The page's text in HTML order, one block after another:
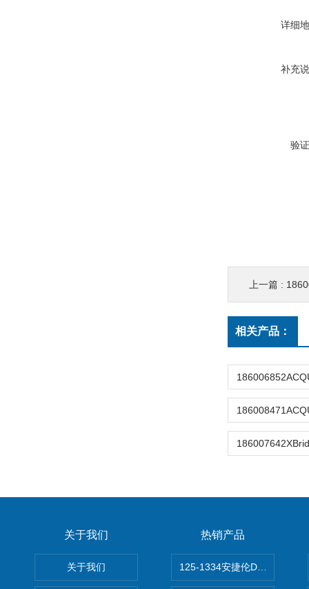
详细
补充
验
上一篇 :
相关产品：
关于我们
关于我们
热销产品
125-1334安捷伦DB-624色谱